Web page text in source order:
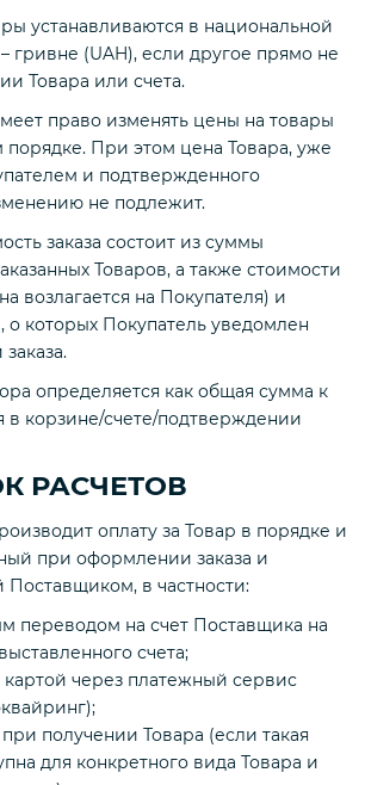
устанавливаются в национальной
гривне (UAH), если другое прямо не
Товара или счета.
право изменять цены на товары
порядке. При этом цена Товара, уже
и подтвержденного
не подлежит.
заказа состоит из суммы
Товаров, а также стоимости
возлагается на Покупателя) и
о которых Покупатель уведомлен
определяется как общая сумма к
в корзине/счете/подтверждении
РАСЧЕТОВ
оплату за Товар в порядке и
при оформлении заказа и
в частности:
переводом на счет Поставщика на
счета;
картой через платежный сервис
получении Товара (если такая
для конкретного вида Товара и